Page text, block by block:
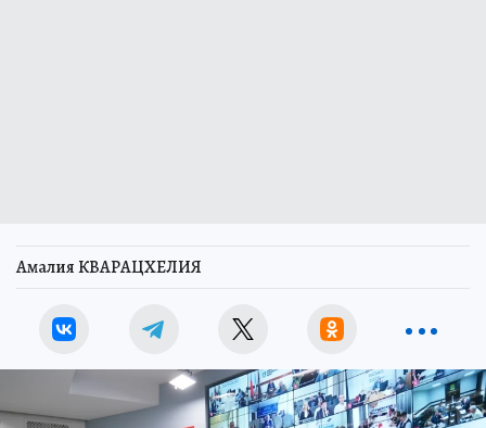
Амалия КВАРАЦХЕЛИЯ